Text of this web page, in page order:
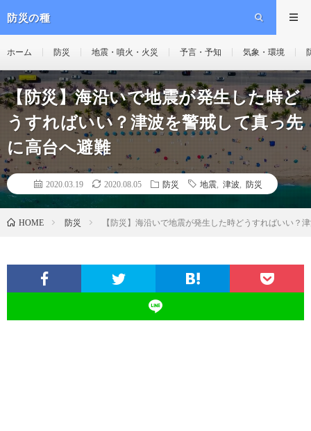
防災の種
ホーム 防災 地震・噴火・火災 予言・予知 気象・環境
【防災】海沿いで地震が発生した時ど
うすればいい？津波を警戒して真っ先
に高台へ避難
2020.03.19 2020.08.05 防災 地震 津波 防災
HOME 防災 【防災】海沿いで地震が発生した時どうすればいい？